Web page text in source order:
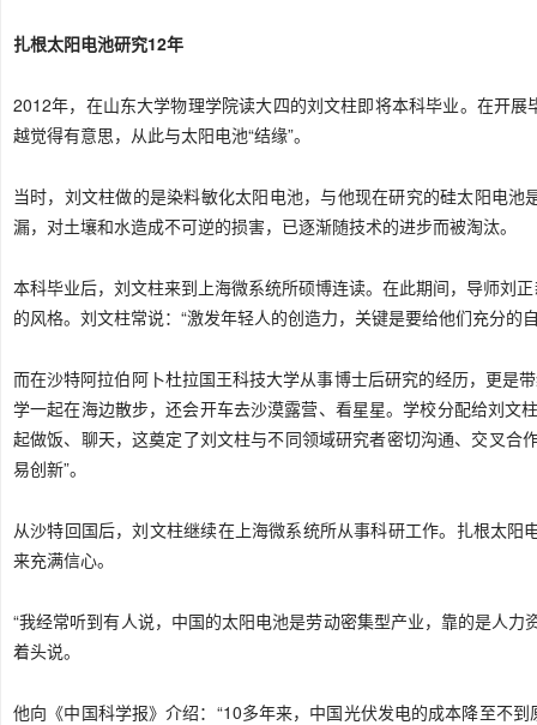
扎根太阳电池研究12年
2012年，在山东大学物理学院读大四的刘文柱即将本科毕业。在开
越觉得有意思，从此与太阳电池“结缘”。
当时，刘文柱做的是染料敏化太阳电池，与他现在研究的硅太阳电
漏，对土壤和水造成不可逆的损害，已逐渐随技术的进步而被淘汰。
本科毕业后，刘文柱来到上海微系统所硕博连读。在此期间，导师刘
的风格。刘文柱常说：“激发年轻人的创造力，关键是要给他们充分的
而在沙特阿拉伯阿卜杜拉国王科技大学从事博士后研究的经历，更是
学一起在海边散步，还会开车去沙漠露营、看星星。学校分配给刘文
起做饭、聊天，这奠定了刘文柱与不同领域研究者密切沟通、交叉
易创新”。
从沙特回国后，刘文柱继续在上海微系统所从事科研工作。扎根太
来充满信心。
“我经常听到有人说，中国的太阳电池是劳动密集型产业，靠的是人
着头说。
他向《中国科学报》介绍：“10多年来，中国光伏发电的成本降至不